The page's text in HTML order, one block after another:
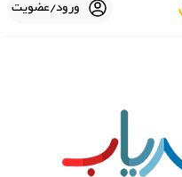
ورود/عضویت